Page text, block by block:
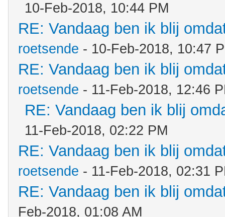
10-Feb-2018, 10:44 PM
RE: Vandaag ben ik blij
roetsende - 10-Feb-2018, 10:47
RE: Vandaag ben ik blij
roetsende - 11-Feb-2018, 12:46
RE: Vandaag ben ik blij
11-Feb-2018, 02:22 PM
RE: Vandaag ben ik blij
roetsende - 11-Feb-2018, 02:31
RE: Vandaag ben ik blij
Feb-2018, 01:08 AM